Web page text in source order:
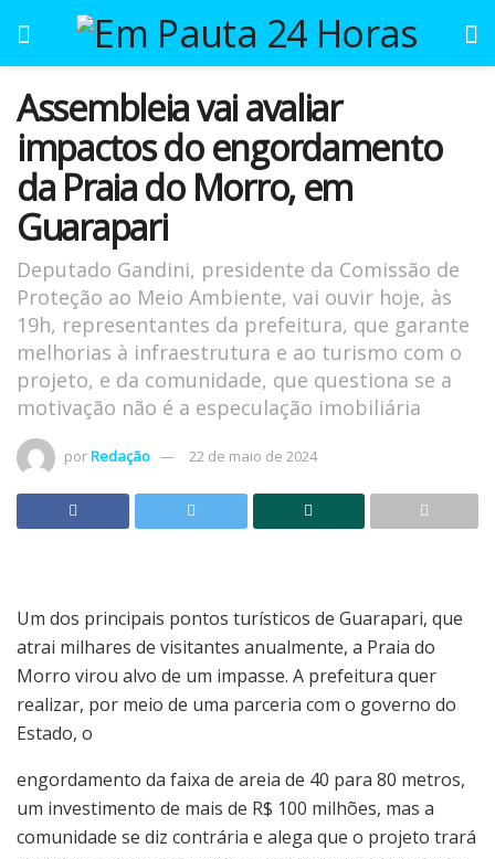
Assembleia vai avaliar
impactos do engordamento
da Praia do Morro, em
Guarapari
Deputado Gandini, presidente da Comissão de
Proteção ao Meio Ambiente, vai ouvir hoje, às
19h, representantes da prefeitura, que garante
melhorias à infraestrutura e ao turismo com o
projeto, e da comunidade, que questiona se a
motivação não é a especulação imobiliária
porRedação 22 de maio de 2024
Um dos principais pontos turísticos de Guarapari, que
atrai milhares de visitantes anualmente, a Praia do
Morro virou alvo de um impasse. A prefeitura quer
realizar, por meio de uma parceria com o governo do
Estado, o
engordamento da faixa de areia de 40 para 80 metros,
um investimento de mais de R$ 100 milhões, mas a
comunidade se diz contrária e alega que o projeto trará